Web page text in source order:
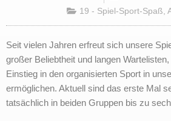
19 - Spiel-Sport-Spaß
Seit vielen Jahren erfreut sich unsere
großer Beliebtheit und langen
Einstieg in den organisierten Sport in
ermöglichen. Aktuell sind das erste Mal
tatsächlich in beiden Gruppen bis zu